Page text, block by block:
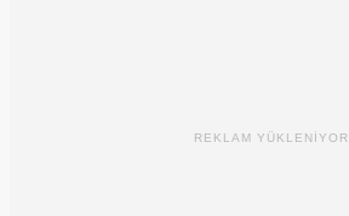
REKLAM YÜKLENİYOR